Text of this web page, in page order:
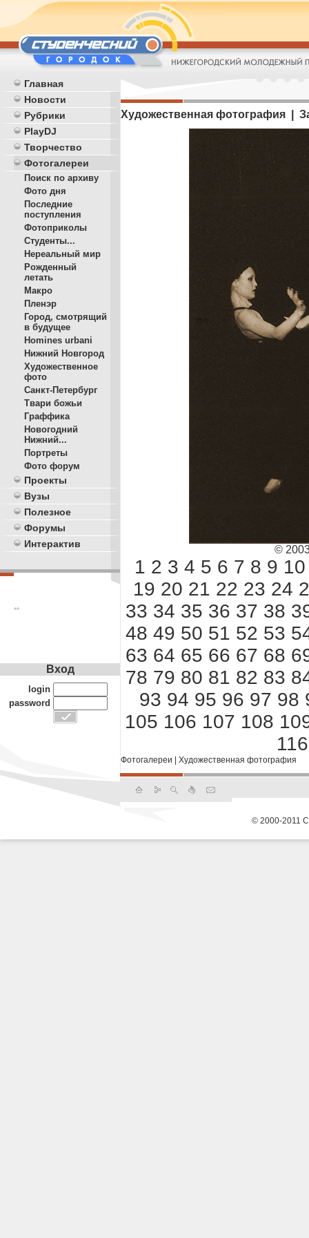
Главная
Новости
Рубрики
PlayDJ
Творчество
Фотогалереи
Поиск по архиву
Фото дня
Последние
поступления
Фотоприколы
Студенты...
Нереальный мир
Рожденный
летать
Макро
Пленэр
Город, смотрящий
в будущее
Homines urbani
Нижний Новгород
Художественное
фото
Санкт-Петербург
Твари божьи
Граффика
Новогодний
Нижний...
Портреты
Фото форум
Проекты
Вузы
Полезное
Форумы
Интерактив
**
Художественная фотография |
©
1 2 3 4 5 6 7 8 9 10
19 20 21 22 23 24
33 34 35 36 37 38
48 49 50 51 52 53
63 64 65 66 67 68
78 79 80 81 82 83
93 94 95 96 97 98
105 106 107 108
116
Фотогалереи Художественная фотография
Вход
login
password
© 2000-2011